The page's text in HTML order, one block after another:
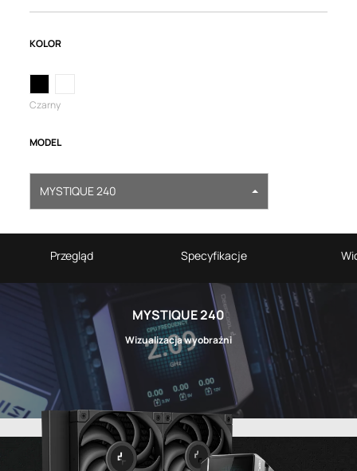
KOLOR
Czarny
MODEL
MYSTIQUE 240
Przegląd Specyfikacje
MYSTIQUE 240
Wizualizacja wyobraźni